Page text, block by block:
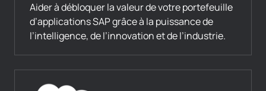
Aider à débloquer la valeur de votre portefeuille
d’applications SAP grâce à la puissance de
l’intelligence, de l’innovation et de l’industrie.